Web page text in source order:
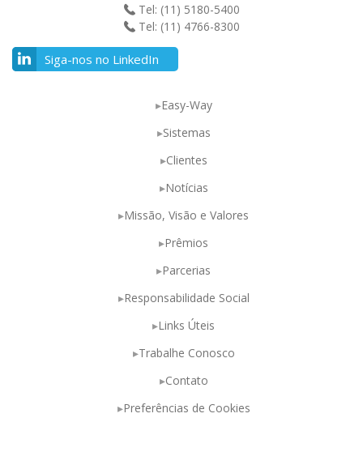
Tel: (11) 5180-5400
Tel: (11) 4766-8300
Siga-nos no LinkedIn
Easy-Way
Sistemas
Clientes
Notícias
Missão, Visão e Valores
Prêmios
Parcerias
Responsabilidade Social
Links Úteis
Trabalhe Conosco
Contato
Preferências de Cookies